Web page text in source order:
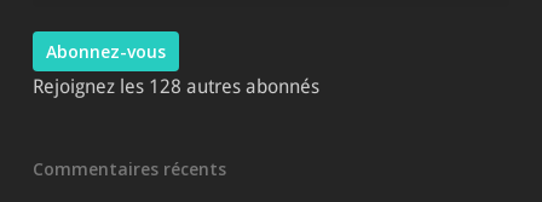
Abonnez-vous
Rejoignez les 128 autres abonnés
Commentaires récents